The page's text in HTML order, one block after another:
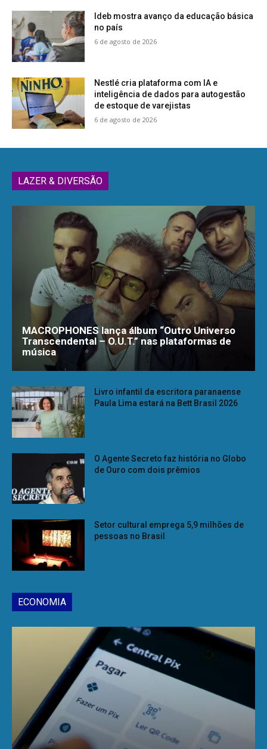
Ideb mostra avanço da educação básica
no país
6 de agosto de 2026
Nestlé cria plataforma com IA e
inteligência de dados para autogestão
de estoque de varejistas
6 de agosto de 2026
LAZER & DIVERSÃO
MACROPHONES lança álbum “Outro Universo
Transcendental – O.U.T.” nas plataformas de
música
Livro infantil da escritora paranaense
Paula Lima estará na Bett Brasil 2026
O Agente Secreto faz história no Globo
de Ouro com dois prêmios
Setor cultural emprega 5,9 milhões de
pessoas no Brasil
ECONOMIA